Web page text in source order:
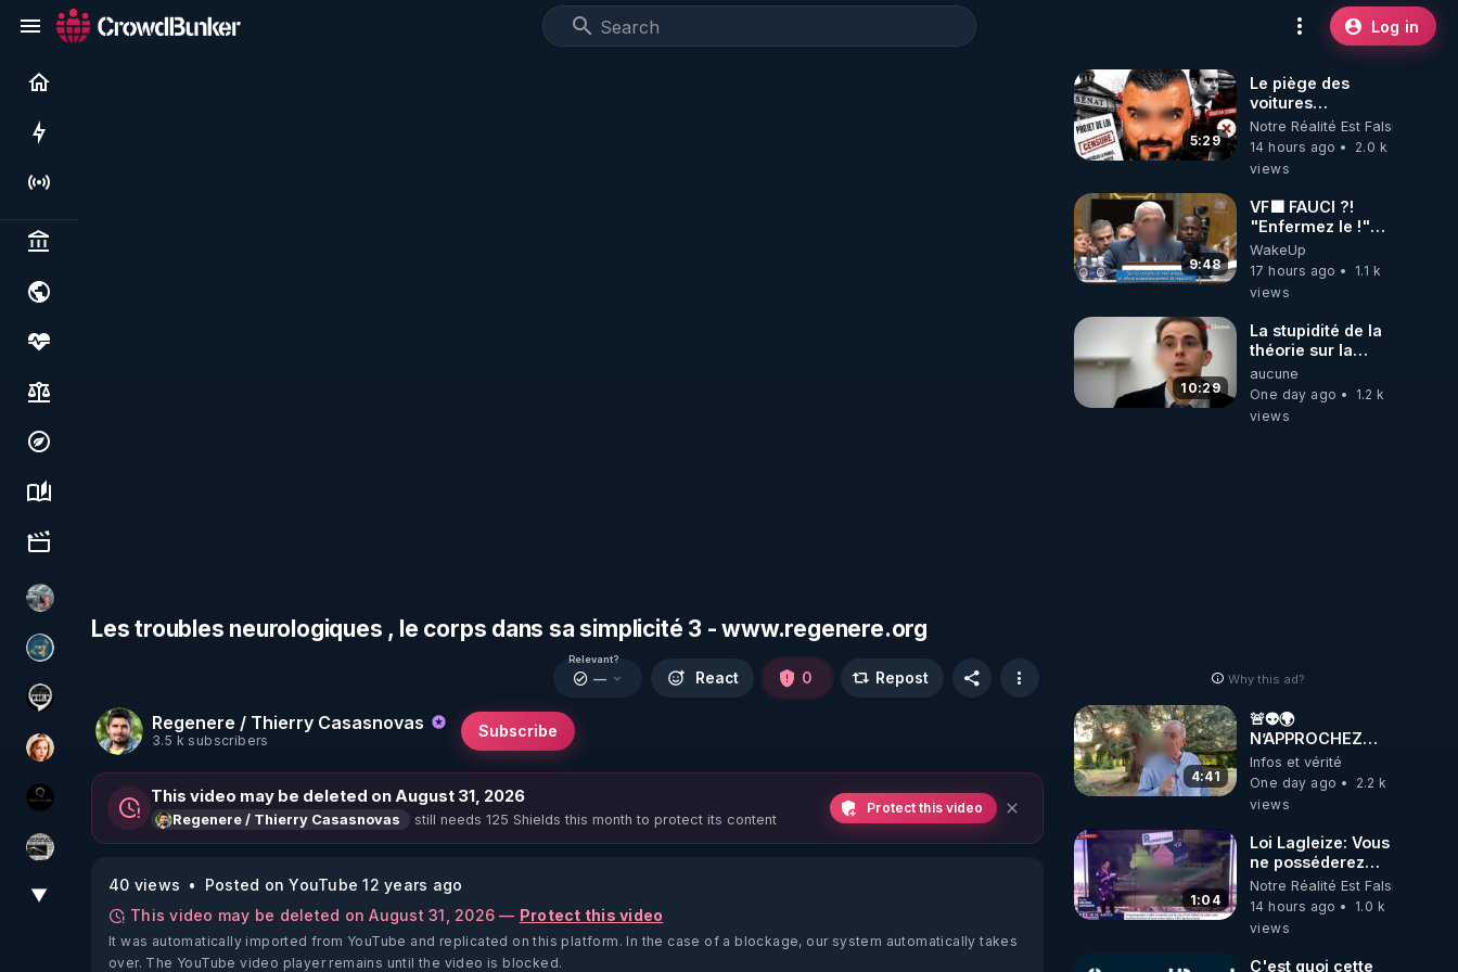
Log in
Politics & institutions
Society, justice & freedoms
Economy, environment & technology
Science, history & spirituality
Culture, media & entertainment
Ben Garneau
Réinformation sur le monde
Notre Réalité Est Falsifiée Et Fausse
Ambr3
La vérité
ActuPlus11
▼
Les troubles neurologiques , le corps dans sa simplicité 3 - www.regenere.org
Regenere / Thierry Casasnovas
3.5 k subscribers
Subscribe
Relevant?
— React 0 Repost
This video may be deleted on August 31, 2026
Regenere / Thierry Casasnovas still needs 125 Shields this month to protect its content
Protect this video
40 views
Posted on YouTube 12 years ago
This video may be deleted on August 31, 2026 — Protect this video
It was automatically imported from YouTube and replicated on this platform. In the case of a blockage, our system automatically takes
over. The YouTube video player remains until the video is blocked.
5:29
Le piège des
voitures
électriques se
referme sur les
usagers !
Notre Réalité Est Falsifiée Et
14 hours ago
2.0 k
views
9:48
VF🟩 FAUCI ?!
"Enfermez le !"
(Lock him up!) -
Quartz Traduction
WakeUp
17 hours ago
1.1 k
views
10:29
La stupidité de la
théorie sur la
responsabilité de
l’homme
concernant le
aucune
One day ago
1.2 k
views
Why this ad?
4:41
🚨👽🌍
N’APPROCHEZ
PAS LA TERRE ! 😱
🛸
Infos et vérité
One day ago
2.2 k
views
1:04
Loi Lagleize: Vous
ne posséderez
plus rien et vous
serez heureux !
Notre Réalité Est Falsifiée Et
14 hours ago
1.0 k
views
C'est quoi cette